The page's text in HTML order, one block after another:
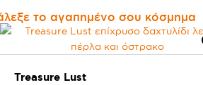
το αγαπημένο σου κόσμημα
Treasure Lust